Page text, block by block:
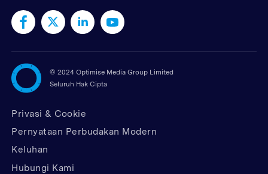
© 2024 Optimise Media Group Limited
Seluruh Hak Cipta
Privasi & Cookie
Pernyataan Perbudakan Modern
Keluhan
Hubungi Kami